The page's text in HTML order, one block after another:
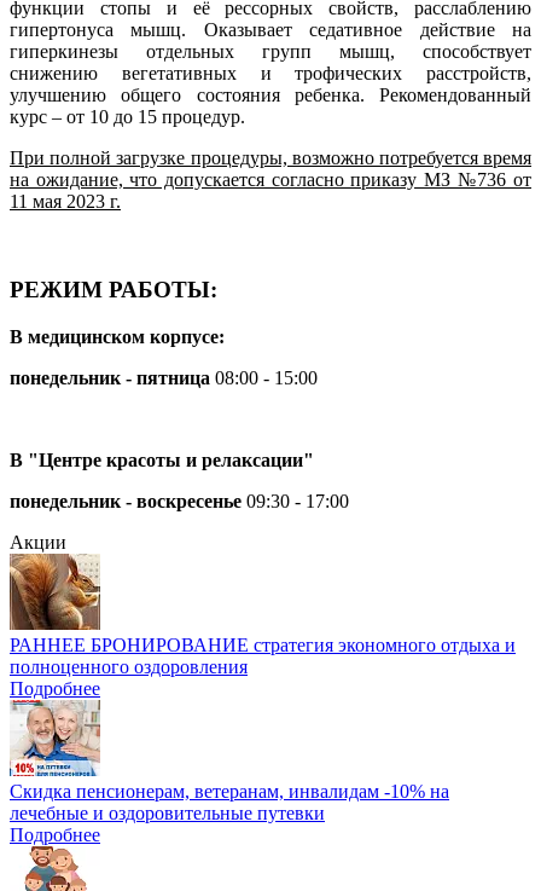
функции стопы и её рессорных свойств, расслаблению
гипертонуса мышц. Оказывает седативное действие на
гиперкинезы отдельных групп мышц, способствует
снижению вегетативных и трофических расстройств,
улучшению общего состояния ребенка. Рекомендованный
курс – от 10 до 15 процедур.
При полной загрузке процедуры, возможно потребуется время
на ожидание, что допускается согласно приказу МЗ №736 от
11 мая 2023 г.
РЕЖИМ РАБОТЫ:
В медицинском корпусе:
понедельник - пятница 08:00 - 15:00
В "Центре красоты и релаксации"
понедельник - воскресенье 09:30 - 17:00
Акции
РАННЕЕ БРОНИРОВАНИЕ стратегия экономного отдыха и
полноценного оздоровления
Подробнее
Скидка пенсионерам, ветеранам, инвалидам -10% на
лечебные и оздоровительные путевки
Подробнее